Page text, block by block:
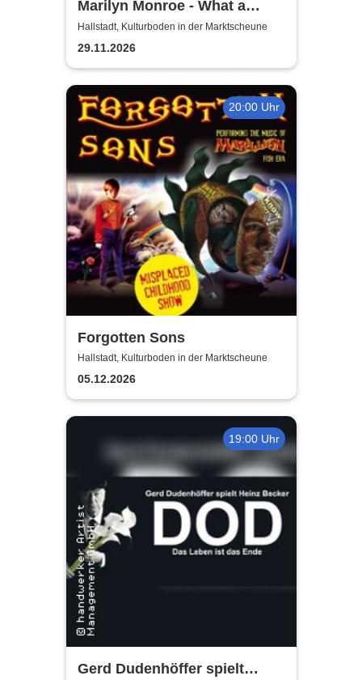
Marilyn Monroe - What a
Beautiful Dream | Fränkischer
Theatersommer
Hallstadt, Kulturboden in der Marktscheune
29.11.2026
20:00 Uhr
Forgotten Sons
Hallstadt, Kulturboden in der Marktscheune
05.12.2026
19:00 Uhr
Gerd Dudenhöffer spielt